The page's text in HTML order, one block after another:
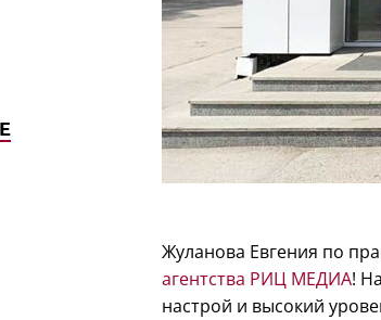
Жуланова Евгения по
агентства РИЦ МЕДИА!
настрой и высокий